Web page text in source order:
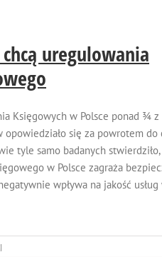
uregulowania
Księgowych w Polsce ponad ¾ z
opowiedziało się za powrotem do
tyle samo badanych
w Polsce zagraża
wpływa na jakość
|